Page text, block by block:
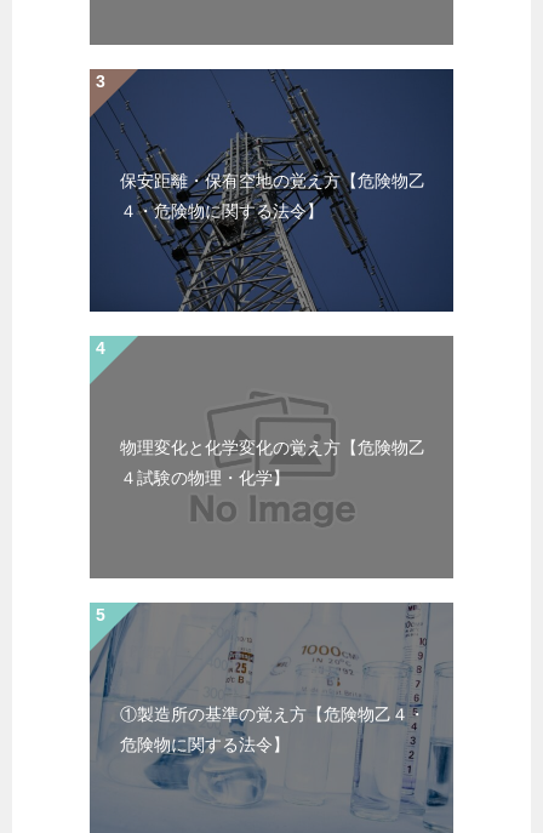
保安距離・保有空地の覚え方【危険物乙
４・危険物に関する法令】
物理変化と化学変化の覚え方【危険物乙
４試験の物理・化学】
①製造所の基準の覚え方【危険物乙４・
危険物に関する法令】